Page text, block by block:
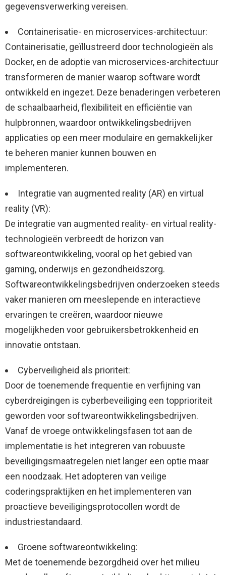
gegevensverwerking vereisen.
Containerisatie- en microservices-architectuur:
Containerisatie, geïllustreerd door technologieën als
Docker, en de adoptie van microservices-architectuur
transformeren de manier waarop software wordt
ontwikkeld en ingezet. Deze benaderingen verbeteren
de schaalbaarheid, flexibiliteit en efficiëntie van
hulpbronnen, waardoor ontwikkelingsbedrijven
applicaties op een meer modulaire en gemakkelijker
te beheren manier kunnen bouwen en
implementeren.
Integratie van augmented reality (AR) en virtual
reality (VR):
De integratie van augmented reality- en virtual reality-
technologieën verbreedt de horizon van
softwareontwikkeling, vooral op het gebied van
gaming, onderwijs en gezondheidszorg.
Softwareontwikkelingsbedrijven onderzoeken steeds
vaker manieren om meeslepende en interactieve
ervaringen te creëren, waardoor nieuwe
mogelijkheden voor gebruikersbetrokkenheid en
innovatie ontstaan.
Cyberveiligheid als prioriteit:
Door de toenemende frequentie en verfijning van
cyberdreigingen is cyberbeveiliging een topprioriteit
geworden voor softwareontwikkelingsbedrijven.
Vanaf de vroege ontwikkelingsfasen tot aan de
implementatie is het integreren van robuuste
beveiligingsmaatregelen niet langer een optie maar
een noodzaak. Het adopteren van veilige
coderingspraktijken en het implementeren van
proactieve beveiligingsprotocollen wordt de
industriestandaard.
Groene softwareontwikkeling:
Met de toenemende bezorgdheid over het milieu